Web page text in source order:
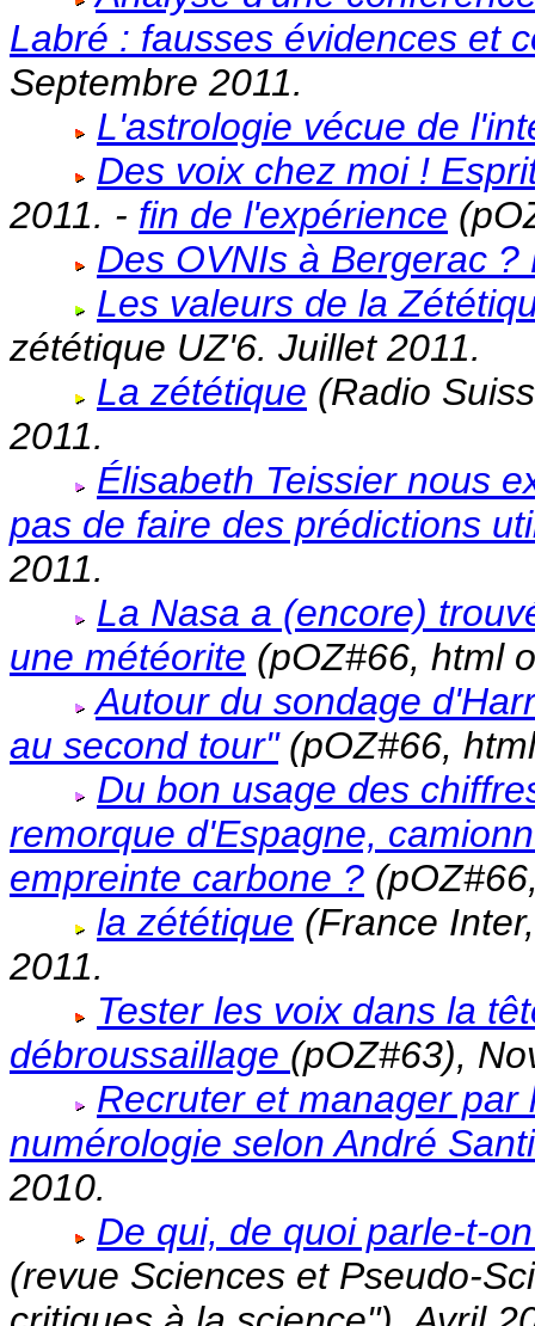
Labré : fausses évidences et
Septembre 2011.
L'astrologie vécue de
Des voix chez moi !
2011. - fin de l'expérience
Des OVNIs à Bergerac
Les valeurs de la
zététique UZ'6. Juillet 2011.
La zététique (Radio
2011.
Élisabeth Teissier nous
pas de faire des prédictions
2011.
La Nasa a (encore)
une météorite (pOZ#66, html
Autour du sondage
au second tour"(pOZ#66,
Du bon usage des
remorque d'Espagne,
empreinte carbone ?
la zététique (France
2011.
Tester les voix dans la
débroussaillage (pOZ#63),
Recruter et manager
numérologie selon André
2010.
De qui, de quoi parle-t-
(revue Sciences et Pseudo-